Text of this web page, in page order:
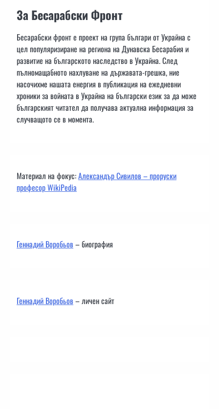
За Бесарабски Фронт
Бесарабски фронт е проект на група българи от Украйна с
цел популяризиране на региона на Дунавска Бесарабия и
развитие на българското наследство в Украйна. След
пълномащабното нахлуване на държавата-грешка, ние
насочихме нашата енергия в публикация на ежедневни
хроники за войната в Украйна на български език за да може
българският читател да получава актуална информация за
случващото се в момента.
Материал на фокус:Александър Сивилов – проруски
професор WikiPedia
Геннадий Воробьов– биография
Геннадий Воробьов– личен сайт